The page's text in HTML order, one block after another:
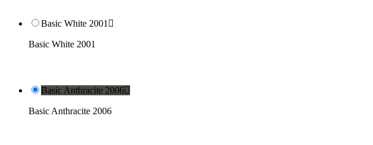
Basic White 2001 
Basic White 2001
Basic Anthracite 2006
Basic Anthracite 2006